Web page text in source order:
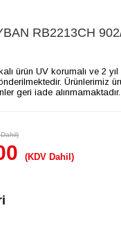
RB2213CH
ürün UV korumalı ve 2
Ürünlerimiz
geri iade alınmamaktadır.
(KDV Dahil)